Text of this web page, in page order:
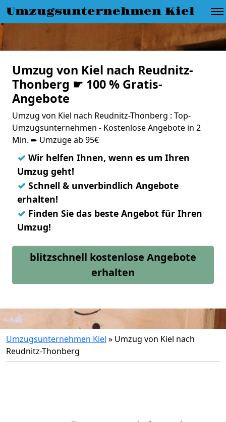
Umzugsunternehmen Kiel
Umzug von Kiel nach Reudnitz-
Thonberg ☛ 100 % Gratis-
Angebote
Umzug von Kiel nach Reudnitz-Thonberg : Top-
Umzugsunternehmen - Kostenlose Angebote in 2
Min. ➨ Umzüge ab 95€
✓ Wir helfen Ihnen, wenn es um Ihren
Umzug geht!
✓ Schnell & unverbindlich Angebote
erhalten!
✓ Finden Sie das beste Angebot für Ihren
Umzug!
blitzschnell kostenlose Angebote
erhalten
Umzugsunternehmen Kiel » Umzug von Kiel nach
Reudnitz-Thonberg